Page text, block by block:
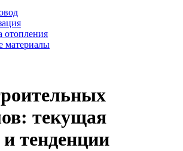
отопления
материалы
текущая
тенденции